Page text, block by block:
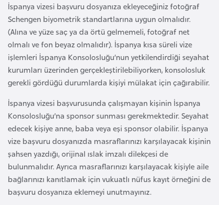
İspanya vizesi başvuru dosyanıza ekleyeceğiniz fotoğraf
Schengen biyometrik standartlarına uygun olmalıdır.
(Alına ve yüze saç ya da örtü gelmemeli, fotoğraf net
olmalı ve fon beyaz olmalıdır). İspanya kısa süreli vize
işlemleri İspanya Konsolosluğu’nun yetkilendirdiği seyahat
kurumları üzerinden gerçekleştirilebiliyorken, konsolosluk
gerekli gördüğü durumlarda kişiyi mülakat için çağırabilir.
İspanya vizesi başvurusunda çalışmayan kişinin İspanya
Konsolosluğu’na sponsor sunması gerekmektedir. Seyahat
edecek kişiye anne, baba veya eşi sponsor olabilir. İspanya
vize başvuru dosyanızda masraflarınızı karşılayacak kişinin
şahsen yazdığı, orijinal ıslak imzalı dilekçesi de
bulunmalıdır. Ayrıca masraflarınızı karşılayacak kişiyle aile
bağlarınızı kanıtlamak için vukuatlı nüfus kayıt örneğini de
başvuru dosyanıza eklemeyi unutmayınız.
h
i
l
i
n
l
a
n
d
i
y
a